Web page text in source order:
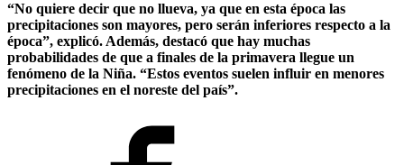
“No quiere decir que no llueva, ya que en esta época las
precipitaciones son mayores, pero serán inferiores respecto a la
época”, explicó. Además, destacó que hay muchas
probabilidades de que a finales de la primavera llegue un
fenómeno de la Niña. “Estos eventos suelen influir en menores
precipitaciones en el noreste del país”.